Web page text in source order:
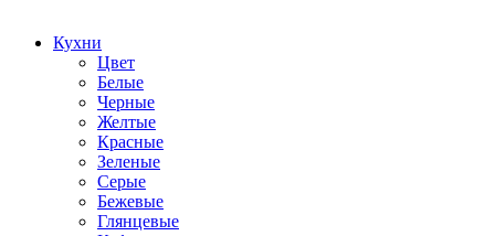
Кухни
Цвет
Белые
Черные
Желтые
Красные
Зеленые
Серые
Бежевые
Глянцевые